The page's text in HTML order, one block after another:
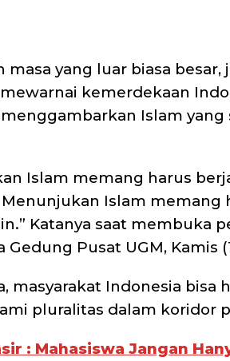
yang luar biasa besar,
kemerdekaan
Islam yang
Islam memang harus
Menunjukan Islam memang
Katanya saat membuka
Pusat UGM, Kamis
masyarakat Indonesia bisa
pluralitas dalam koridor
: Mahasiswa Jangan